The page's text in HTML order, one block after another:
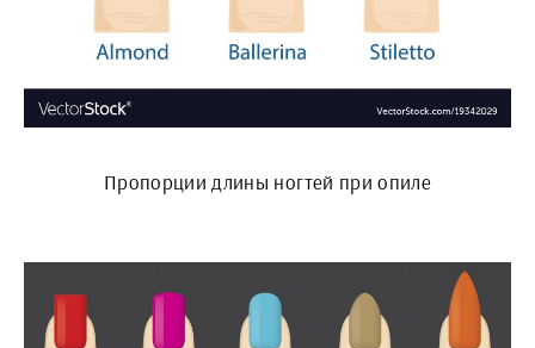
Пропорции длины ногтей при опиле